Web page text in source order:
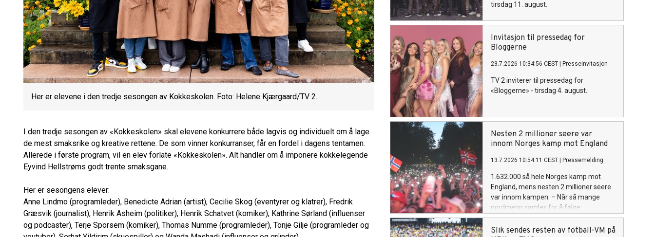
Her er elevene i den tredje sesongen av Kokkeskolen. Foto: Helene Kjærgaard/TV 2.
I den tredje sesongen av «Kokkeskolen» skal elevene konkurrere både lagvis og individuelt om å lage
de mest smaksrike og kreative rettene. De som vinner konkurranser, får en fordel i dagens tentamen.
Allerede i første program, vil en elev forlate «Kokkeskolen». Alt handler om å imponere kokkelegende
Eyvind Hellstrøms godt trente smaksgane.
Her er sesongens elever:
Anne Lindmo (programleder), Benedicte Adrian (artist), Cecilie Skog (eventyrer og klatrer), Fredrik
Græsvik (journalist), Henrik Asheim (politiker), Henrik Schatvet (komiker), Kathrine Sørland (influenser
og podcaster), Terje Sporsem (komiker), Thomas Numme (programleder), Tonje Gilje (programleder og
tirsdag 11. august.
Invitasjon til pressedag for
Bloggerne
23.7.2026 10:34:56 CEST Presseinvitasjon
TV 2 inviterer til pressedag for
«Bloggerne» - tirsdag 4. august.
Nesten 2 millioner seere var
innom Norges kamp mot England
13.7.2026 10:54:11 CEST Pressemelding
1.632.000 så hele Norges kamp mot
England, mens nesten 2 millioner seere
var innom kampen. – Når så mange
nordmenn samles for å følge
kvartfinalen midt på natten, viser det at
vi fortsatt trenger de store, felles
Slik sendes resten av fotball-VM på